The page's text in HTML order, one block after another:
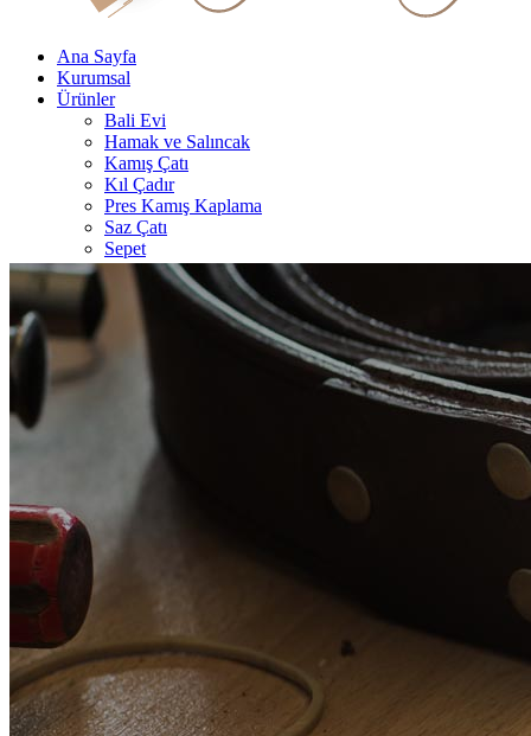
Ana Sayfa
Kurumsal
Ürünler
Bali Evi
Hamak ve Salıncak
Kamış Çatı
Kıl Çadır
Pres Kamış Kaplama
Saz Çatı
Sepet
Şark Köşesi
Şemsiye
Referanslar
İletişim